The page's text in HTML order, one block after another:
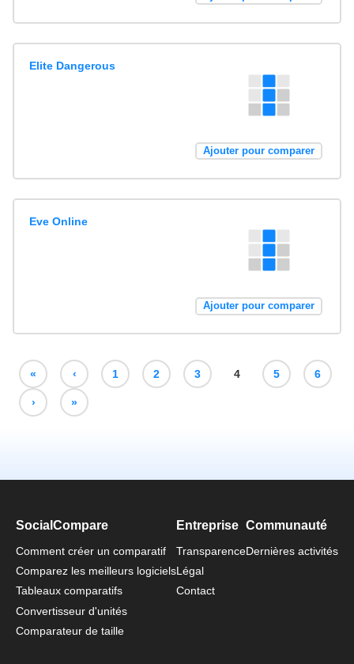
Elite Dangerous
Ajouter pour comparer
Eve Online
Ajouter pour comparer
« ‹ 1 2 3 4 5 6
› »
SocialCompare
Comment créer un comparatif
Comparez les meilleurs logiciels
Tableaux comparatifs
Convertisseur d'unités
Comparateur de taille
Entreprise
Transparence
Légal
Contact
Communauté
Dernières activités